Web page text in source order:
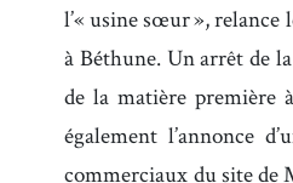
l’« usine sœur »,
à Béthune. Un arrêt de
de la matière première
également l’annonce
commerciaux du site de